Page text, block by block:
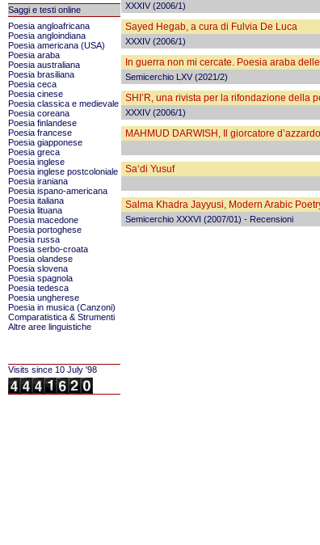
Saggi e testi online
Poesia angloafricana
Poesia angloindiana
Poesia americana (USA)
Poesia araba
Poesia australiana
Poesia brasiliana
Poesia ceca
Poesia cinese
Poesia classica e medievale
Poesia coreana
Poesia finlandese
Poesia francese
Poesia giapponese
Poesia greca
Poesia inglese
Poesia inglese postcoloniale
Poesia iraniana
Poesia ispano-americana
Poesia italiana
Poesia lituana
Poesia macedone
Poesia portoghese
Poesia russa
Poesia serbo-croata
Poesia olandese
Poesia slovena
Poesia spagnola
Poesia tedesca
Poesia ungherese
Poesia in musica (Canzoni)
Comparatistica & Strumenti
Altre aree linguistiche
Visits since 10 July '98
XXXIV (2006/1)
Sayed Hegab, a cura di Fulvia De Luca
XXXIV (2006/1)
In guerra non mi cercate. Poesia araba
Semicerchio LXV (2021/2)
SHI’R, una rivista per la rifondazione della
XXXIV (2006/1)
MAHMUD DARWISH, Il giorcatore d’azzardo
Sa‘di Yusuf
Salma Khadra Jayyusi, Modern Arabic
Semicerchio XXXVI (2007/01) - Recensioni